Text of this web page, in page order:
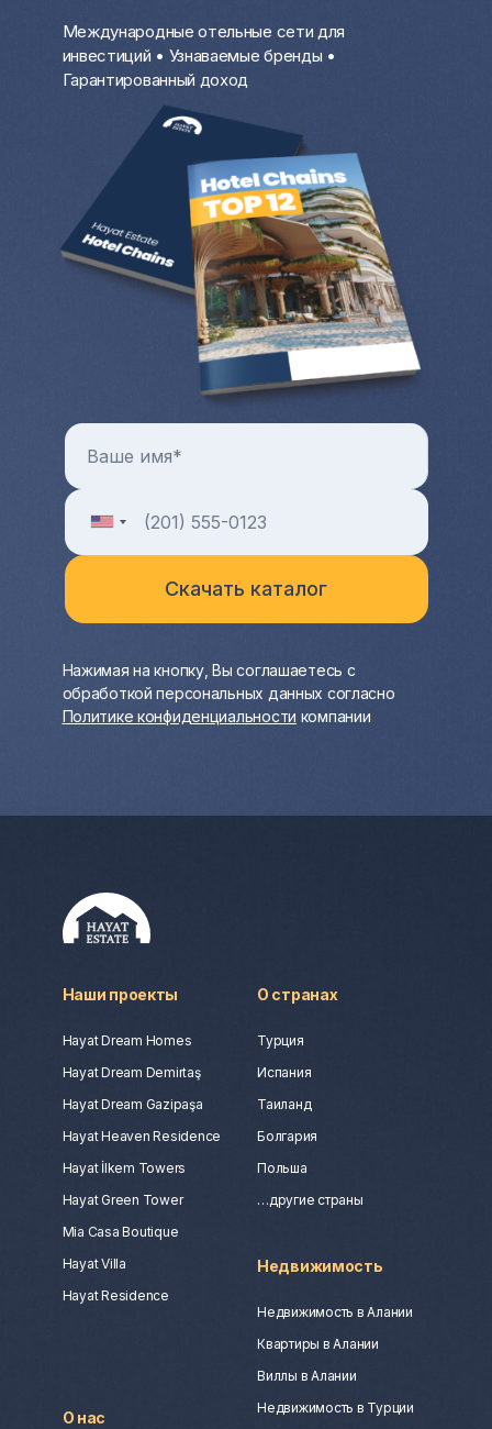
особенно на первой береговой линии у
моря, крайне выгодно в разгар
туристического сезона. В остальное
время вы можете проживать там.
Цены на коммерческую и жилую
недвижимость с каждым годом только
растут. Всегда можно продать квартиру
или дом за рубежом и выручить
довольно крупную разницу от продажи.
Больше преимуществ и особенностей от
покупки квартиры и любой другой зарубежной
недвижимости в целом можно узнать на
индивидуальной консультации с менеджером
Международные отельные сети для
инвестиций • Узнаваемые бренды •
Гарантированный доход
Нажимая на кнопку, Вы соглашаетесь с
обработкой персональных данных согласно
Политике конфиденциальности компании
Наши проекты
Hayat Dream Homes
Hayat Dream Demirtaş
Hayat Dream Gazipaşa
Hayat Heaven Residence
Hayat İlkem Towers
Hayat Green Tower
Mia Casa Boutique
Hayat Villa
Hayat Residence
О странах
Турция
Испания
Таиланд
Болгария
Польша
…другие страны
О нас
Недвижимость
Недвижимость в Алании
Квартиры в Алании
Виллы в Алании
Недвижимость в Турции